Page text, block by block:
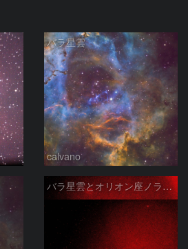
バラ星雲
calvano
バラ星雲とオリオン座ノラマ50mm